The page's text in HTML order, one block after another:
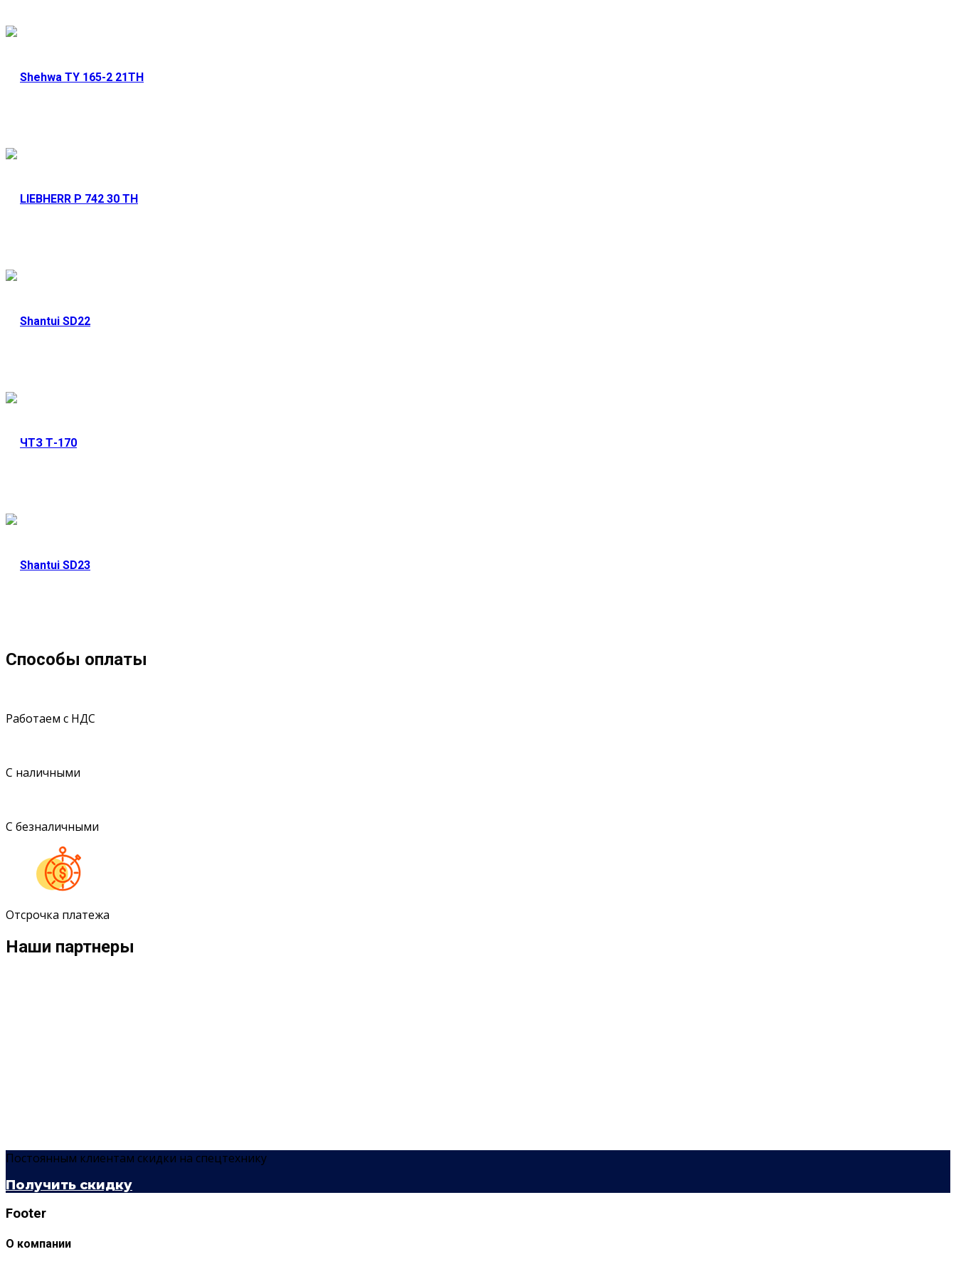
Shehwa TY 165-2 21ТН
LIEBHERR P 742 30 ТН
Shantui SD22
ЧТЗ Т-170
Shantui SD23
Способы оплаты
Работаем с НДС
С наличными
С безналичными
Отсрочка платежа
Наши партнеры
Постоянным клиентам скидки на спецтехнику
Получить скидку
Footer
О компании